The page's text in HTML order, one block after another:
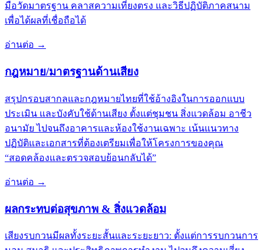
มือวัดมาตรฐาน คลาสความเที่ยงตรง และวิธีปฏิบัติภาคสนาม
เพื่อได้ผลที่เชื่อถือได้
อ่านต่อ →
กฎหมาย/มาตรฐานด้านเสียง
สรุปกรอบสากลและกฎหมายไทยที่ใช้อ้างอิงในการออกแบบ
ประเมิน และบังคับใช้ด้านเสียง ตั้งแต่ชุมชน สิ่งแวดล้อม อาชีว
อนามัย ไปจนถึงอาคารและห้องใช้งานเฉพาะ เน้นแนวทาง
ปฏิบัติและเอกสารที่ต้องเตรียมเพื่อให้โครงการของคุณ
“สอดคล้องและตรวจสอบย้อนกลับได้”
อ่านต่อ →
ผลกระทบต่อสุขภาพ & สิ่งแวดล้อม
เสียงรบกวนมีผลทั้งระยะสั้นและระยะยาว: ตั้งแต่การรบกวนการ